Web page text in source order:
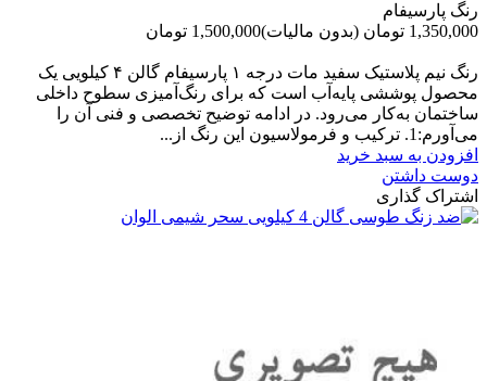
رنگ پارسیفام
1,350,000 تومان
(بدون مالیات)1,500,000 تومان
رنگ نیم‌ پلاستیک سفید مات درجه ۱ پارسیفام گالن ۴ کیلویی یک
محصول پوششی پایه‌آب است که برای رنگ‌آمیزی سطوح داخلی
ساختمان به‌کار می‌رود. در ادامه توضیح تخصصی و فنی آن را
می‌آورم:1. ترکیب و فرمولاسیون این رنگ از...
افزودن به سبد خرید
دوست داشتن
اشتراک گذاری